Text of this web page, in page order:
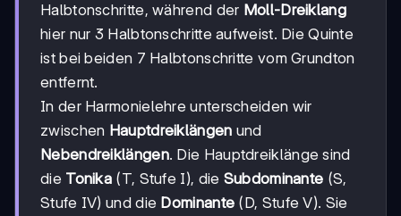
Halbtonschritte, während der Moll-Dreiklang
hier nur 3 Halbtonschritte aufweist. Die Quinte
ist bei beiden 7 Halbtonschritte vom Grundton
entfernt.
In der Harmonielehre unterscheiden wir
zwischen Hauptdreiklängen und
Nebendreiklängen. Die Hauptdreiklänge sind
die Tonika (T, Stufe I), die Subdominante (S,
Stufe IV) und die Dominante (D, Stufe V). Sie